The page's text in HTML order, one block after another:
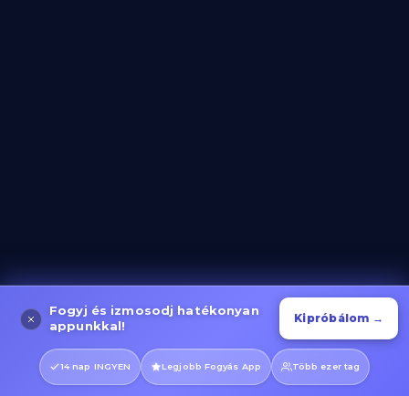
Fogyj és izmosodj hatékonyan
appunkkal!
Kipróbálom →
14 nap INGYEN Legjobb Fogyás App Több ezer tag